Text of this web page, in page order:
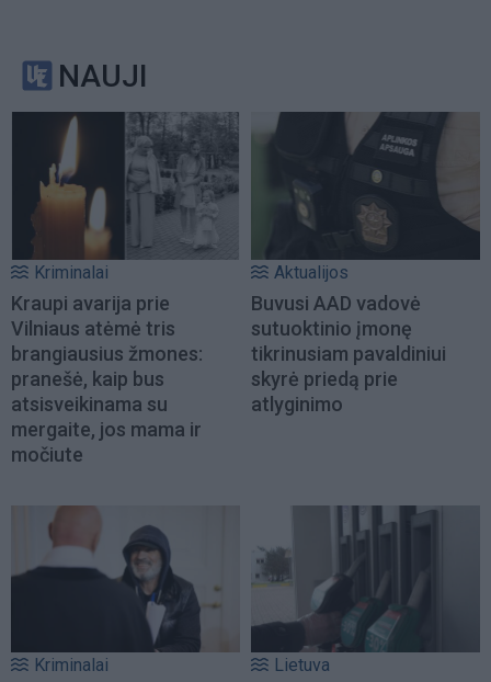
NAUJI
Kriminalai
Kraupi avarija prie
Vilniaus atėmė tris
brangiausius žmones:
pranešė, kaip bus
atsisveikinama su
mergaite, jos mama ir
močiute
Aktualijos
Buvusi AAD vadovė
sutuoktinio įmonę
tikrinusiam pavaldiniui
skyrė priedą prie
atlyginimo
Kriminalai Lietuva